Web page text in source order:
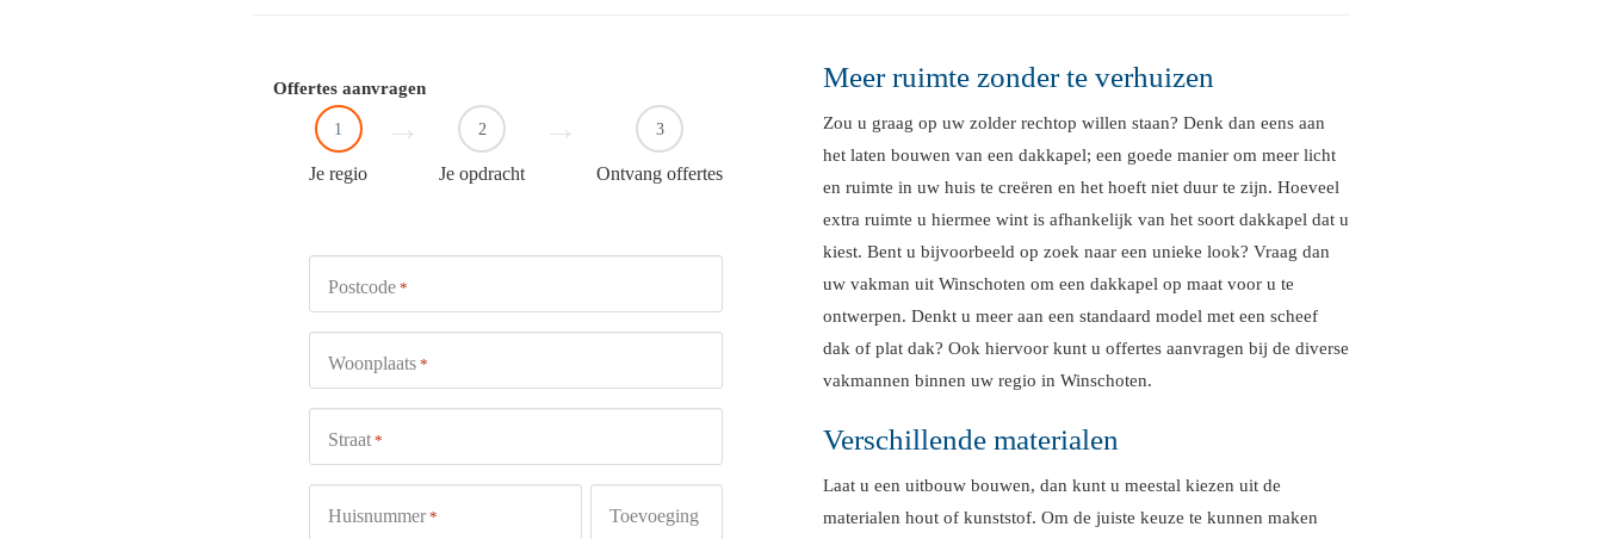
Offertes aanvragen
1
Je regio
2
Je opdracht
3
Ontvang offertes
Postcode *
Woonplaats *
Straat *
Huisnummer * Toevoeging
Meer ruimte zonder te verhuizen
Zou u graag op uw zolder rechtop willen staan? Denk dan eens aan
het laten bouwen van een dakkapel; een goede manier om meer licht
en ruimte in uw huis te creëren en het hoeft niet duur te zijn. Hoeveel
extra ruimte u hiermee wint is afhankelijk van het soort dakkapel dat u
kiest. Bent u bijvoorbeeld op zoek naar een unieke look? Vraag dan
uw vakman uit Winschoten om een dakkapel op maat voor u te
ontwerpen. Denkt u meer aan een standaard model met een scheef
dak of plat dak? Ook hiervoor kunt u offertes aanvragen bij de diverse
vakmannen binnen uw regio in Winschoten.
Verschillende materialen
Laat u een uitbouw bouwen, dan kunt u meestal kiezen uit de
materialen hout of kunststof. Om de juiste keuze te kunnen maken